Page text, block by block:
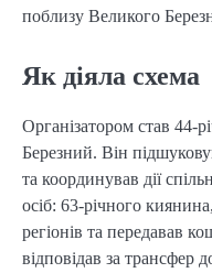
поблизу Великого
Як діяла схема
Організатором став 44-
Березний. Він
та координував дії
осіб: 63-річного
регіонів та передавав
відповідав за трансфер